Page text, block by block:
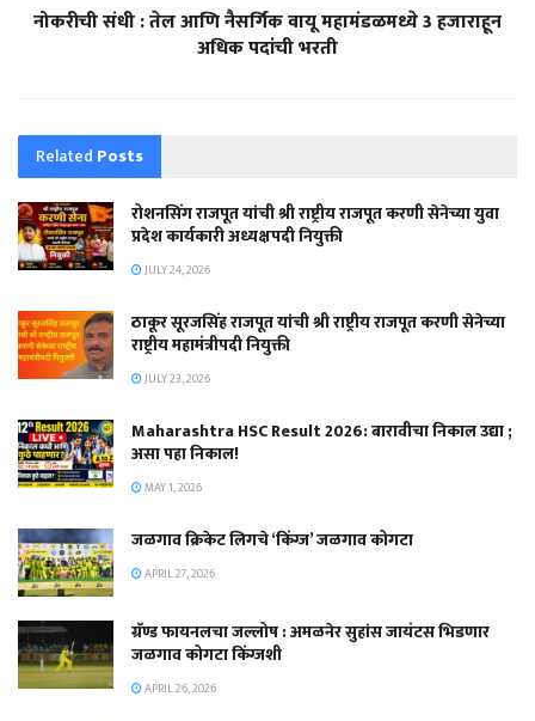
नोकरीची संधी : तेल आणि नैसर्गिक वायू महामंडळमध्ये 3 हजाराहून
अधिक पदांची भरती
Related Posts
रोशनसिंग राजपूत यांची श्री राष्ट्रीय राजपूत करणी सेनेच्या युवा
प्रदेश कार्यकारी अध्यक्षपदी नियुक्ती
JULY 24, 2026
ठाकूर सूरजसिंह राजपूत यांची श्री राष्ट्रीय राजपूत करणी सेनेच्या
राष्ट्रीय महामंत्रीपदी नियुक्ती
JULY 23, 2026
Maharashtra HSC Result 2026: बारावीचा निकाल उद्या ;
असा पहा निकाल!
MAY 1, 2026
जळगाव क्रिकेट लिगचे ‘किंग्ज’ जळगाव कोगटा
APRIL 27, 2026
ग्रॅण्ड फायनलचा जल्लोष : अमळनेर सुहांस जायंटस भिडणार
जळगाव कोगटा किंग्जशी
APRIL 26, 2026